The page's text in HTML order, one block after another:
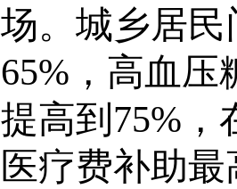
场。城乡居
65% ，高血
提高到 75%
医疗费补助